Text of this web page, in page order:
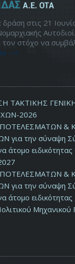
δράση στις 21
τον στόχο να
-->
ΤΑΚΤΙΚΗΣ
2026
&
για την σύναψη
άτομο
&
για την σύναψη
άτομο